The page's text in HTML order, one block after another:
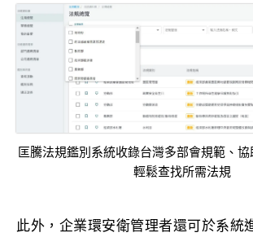
匡騰法規鑑別系統收錄台灣多部會規範、
輕鬆查找所需法規
此外，企業環安衛管理者還可於系統